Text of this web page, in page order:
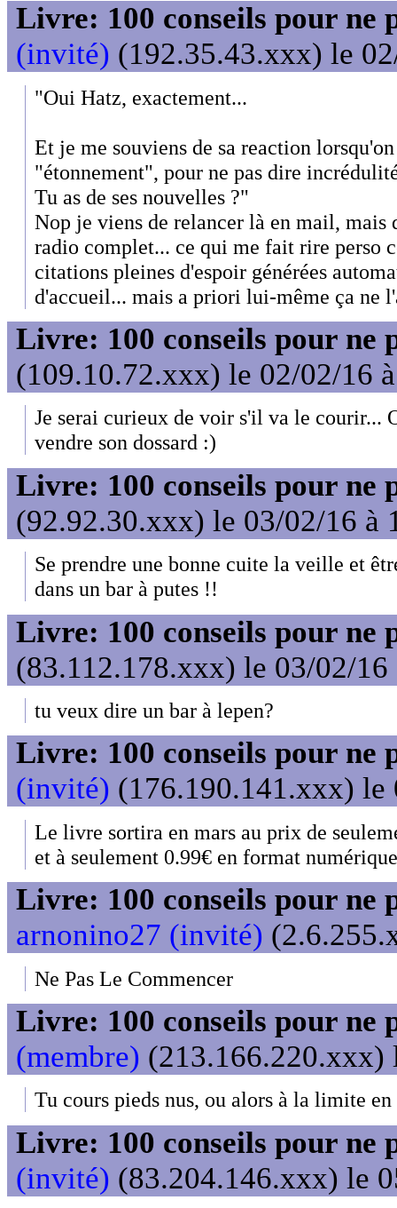
Livre: 100 conseils pour ne
(invité) (192.35.43.xxx) le
"Oui Hatz, exactement...
Et je me souviens de sa reaction
"étonnement", pour ne pas dire
Tu as de ses nouvelles ?"
Nop je viens de relancer là en mail, mais
radio complet... ce qui me fait rire perso
citations pleines d'espoir générées
d'accueil... mais a priori lui-même ça ne
Livre: 100 conseils pour ne
(109.10.72.xxx) le 02/02/16
Je serai curieux de voir s'il va le courir...
vendre son dossard :)
Livre: 100 conseils pour ne
(92.92.30.xxx) le 03/02/16 à
Se prendre une bonne cuite la veille et
dans un bar à putes !!
Livre: 100 conseils pour ne
(83.112.178.xxx) le 03/02/16
tu veux dire un bar à lepen?
Livre: 100 conseils pour ne
(invité) (176.190.141.xxx) le
Le livre sortira en mars au prix de
et à seulement 0.99€ en format
Livre: 100 conseils pour ne
arnonino27 (invité)
Ne Pas Le Commencer
Livre: 100 conseils pour ne
(membre) (213.166.220.xxx)
Tu cours pieds nus, ou alors à la limite en
Livre: 100 conseils pour ne
(invité) (83.204.146.xxx) le